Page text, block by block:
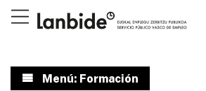
Menú: Formación